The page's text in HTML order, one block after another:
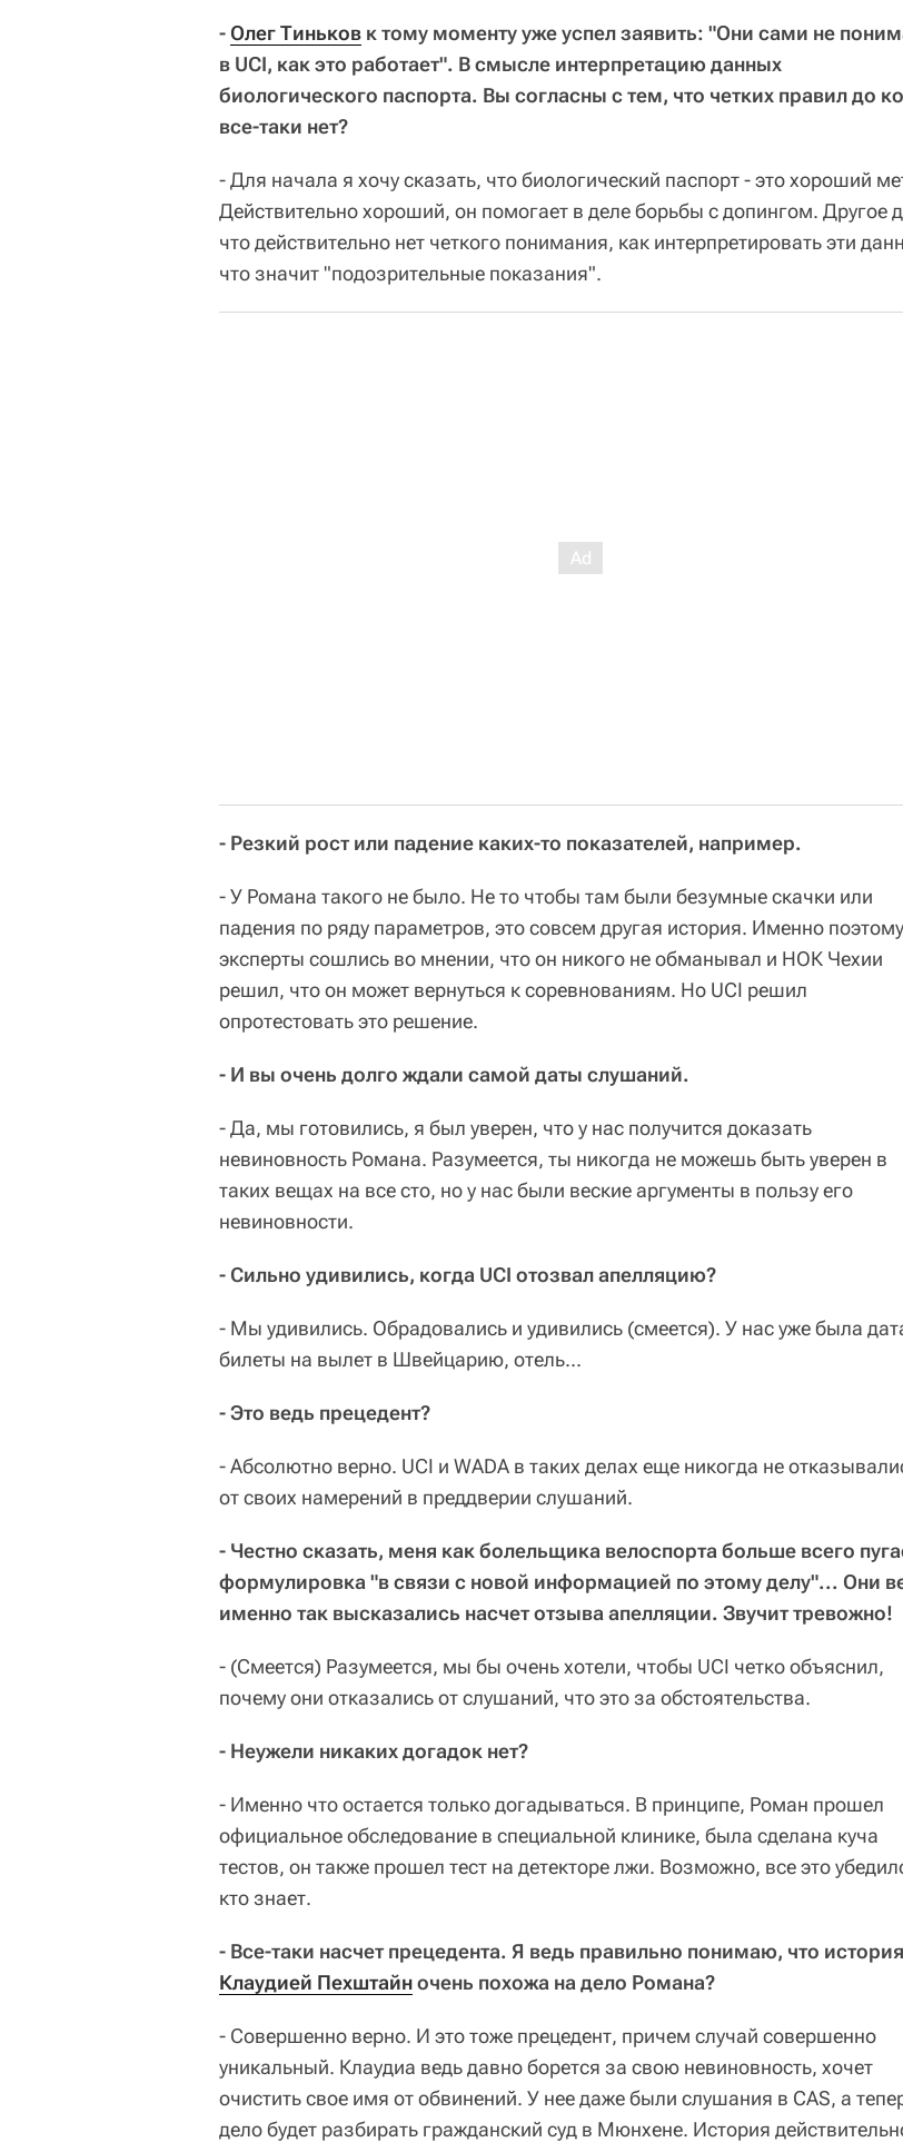
- Олег Тиньков к тому моменту уже успел заявить: "Они сами не
в UCI, как это работает". В смысле интерпретацию данных
биологического паспорта. Вы согласны с тем, что четких правил до
все-таки нет?
- Для начала я хочу сказать, что биологический паспорт - это хороший
Действительно хороший, он помогает в деле борьбы с допингом. Другое
что действительно нет четкого понимания, как интерпретировать эти
что значит "подозрительные показания".
- Резкий рост или падение каких-то показателей, например.
- У Романа такого не было. Не то чтобы там были безумные скачки или
падения по ряду параметров, это совсем другая история. Именно поэтому
эксперты сошлись во мнении, что он никого не обманывал и НОК Чехии
решил, что он может вернуться к соревнованиям. Но UCI решил
опротестовать это решение.
- И вы очень долго ждали самой даты слушаний.
- Да, мы готовились, я был уверен, что у нас получится доказать
невиновность Романа. Разумеется, ты никогда не можешь быть уверен в
таких вещах на все сто, но у нас были веские аргументы в пользу его
невиновности.
- Сильно удивились, когда UCI отозвал апелляцию?
- Мы удивились. Обрадовались и удивились (смеется). У нас уже была
билеты на вылет в Швейцарию, отель...
- Это ведь прецедент?
- Абсолютно верно. UCI и WADA в таких делах еще никогда не
от своих намерений в преддверии слушаний.
- Честно сказать, меня как болельщика велоспорта больше всего
формулировка "в связи с новой информацией по этому делу"... Они
именно так высказались насчет отзыва апелляции. Звучит тревожно!
- (Смеется) Разумеется, мы бы очень хотели, чтобы UCI четко объяснил,
почему они отказались от слушаний, что это за обстоятельства.
- Неужели никаких догадок нет?
- Именно что остается только догадываться. В принципе, Роман прошел
официальное обследование в специальной клинике, была сделана куча
тестов, он также прошел тест на детекторе лжи. Возможно, все это
кто знает.
- Все-таки насчет прецедента. Я ведь правильно понимаю, что
Клаудией Пехштайночень похожа на дело Романа?
- Совершенно верно. И это тоже прецедент, причем случай совершенно
уникальный. Клаудиа ведь давно борется за свою невиновность, хочет
очистить свое имя от обвинений. У нее даже были слушания в CAS, а
дело будет разбирать гражданский суд в Мюнхене. История